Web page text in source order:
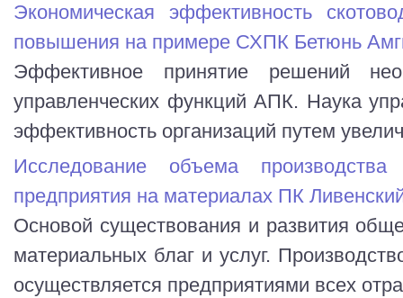
Экономическая эффективность
повышения на примере СХПК Бетюнь
Эффективное принятие решений
управленческих функций АПК. Наука
эффективность организаций путем
Исследование объема
предприятия на материалах ПК
Основой существования и развития
материальных благ и услуг.
осуществляется предприятиями всех